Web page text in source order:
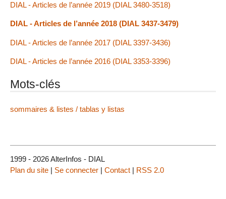
DIAL - Articles de l’année 2019 (DIAL 3480-3518)
DIAL - Articles de l’année 2018 (DIAL 3437-3479)
DIAL - Articles de l’année 2017 (DIAL 3397-3436)
DIAL - Articles de l’année 2016 (DIAL 3353-3396)
Mots-clés
sommaires & listes / tablas y listas
1999 - 2026 AlterInfos - DIAL
Plan du site | Se connecter | Contact | RSS 2.0